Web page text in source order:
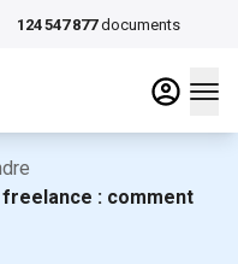
124 547 877 documents
freelance : comment